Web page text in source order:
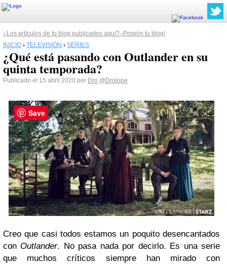
¿Los artículos de tu blog publicados aquí? ¡Propón tu blog!
INICIO › TELEVISIÓN › SERIES
¿Qué está pasando con Outlander en su
quinta temporada?
Publicado el 15 abril 2020 por Dro @Drolope
Creo que casi todos estamos un poquito desencantados
con Outlander. No pasa nada por decirlo. Es una serie
que muchos críticos siempre han mirado con
Save